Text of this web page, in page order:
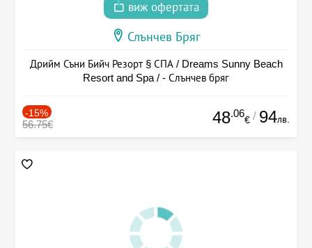
виж офертата
Слънчев Бряг
Дрийм Съни Бийч Резорт § СПА / Dreams Sunny Beach
Resort and Spa / - Слънчев бряг
-15%
56.75€ 48.06
€ / 94лв.